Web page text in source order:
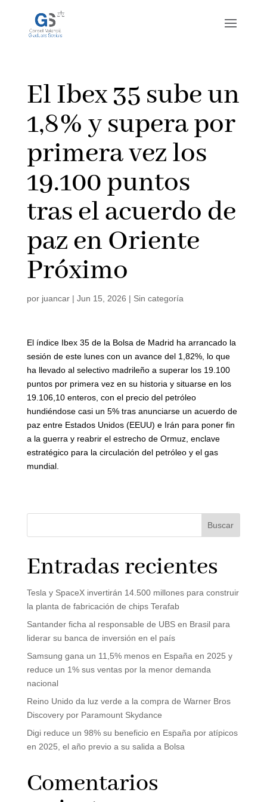
El Ibex 35 sube un
1,8% y supera por
primera vez los
19.100 puntos
tras el acuerdo de
paz en Oriente
Próximo
por juancar| Jun 15, 2026 | Sin categoría
El índice Ibex 35 de la Bolsa de Madrid ha arrancado la
sesión de este lunes con un avance del 1,82%, lo que
ha llevado al selectivo madrileño a superar los 19.100
puntos por primera vez en su historia y situarse en los
19.106,10 enteros, con el precio del petróleo
hundiéndose casi un 5% tras anunciarse un acuerdo de
paz entre Estados Unidos (EEUU) e Irán para poner fin
a la guerra y reabrir el estrecho de Ormuz, enclave
estratégico para la circulación del petróleo y el gas
mundial.
Buscar
Entradas recientes
Tesla y SpaceX invertirán 14.500 millones para construir
la planta de fabricación de chips Terafab
Santander ficha al responsable de UBS en Brasil para
liderar su banca de inversión en el país
Samsung gana un 11,5% menos en España en 2025 y
reduce un 1% sus ventas por la menor demanda
nacional
Reino Unido da luz verde a la compra de Warner Bros
Discovery por Paramount Skydance
Digi reduce un 98% su beneficio en España por atípicos
en 2025, el año previo a su salida a Bolsa
Comentarios